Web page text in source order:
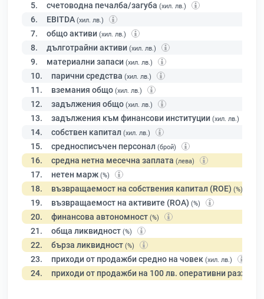
5. счетоводна печалба/загуба (хил. лв.)
6. EBITDA (хил. лв.)
7. общо активи (хил. лв.)
8. дълготрайни активи (хил. лв.)
9. материални запаси (хил. лв.)
10. парични средства (хил. лв.)
11. вземания общо (хил. лв.)
12. задължения общо (хил. лв.)
13. задължения към финансови институции (хил. лв.)
14. собствен капитал (хил. лв.)
15. средносписъчен персонал (брой)
16. средна нетна месечна заплата (лева)
17. нетен марж (%)
18. възвращаемост на собствения капитал (ROE) (%)
19. възвращаемост на активите (ROA) (%)
20. финансова автономност (%)
21. обща ликвидност (%)
22. бърза ликвидност (%)
23. приходи от продажби средно на човек (хил. лв.)
24. приходи от продажби на 100 лв. оперативни разходи